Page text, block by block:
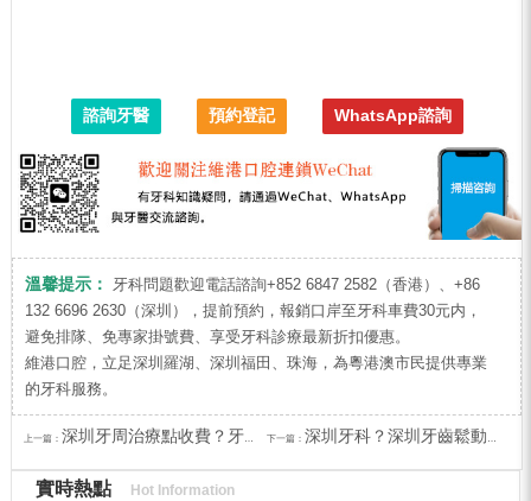
諮詢牙醫 預約登記 WhatsApp諮詢
溫馨提示：
牙科問題歡迎電話諮詢+852 6847 2582（香港）、+86
132 6696 2630（深圳），提前預約，報銷口岸至牙科車費30元内，
避免排隊、免專家掛號費、享受牙科診療最新折扣優惠。
維港口腔，立足深圳羅湖、深圳福田、珠海，為粵港澳市民提供專業
的牙科服務。
上一篇： 深圳牙周治療點收費？牙周病引起牙齒鬆動怎麼辦？ 下一篇： 深圳牙科？深圳牙齒鬆動補救方法有哪些？
實時熱點 Hot Information